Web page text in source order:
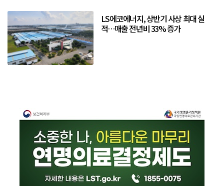
LS에코에너지, 상반기 사상 최대 실
적…매출 전년비 33% 증가